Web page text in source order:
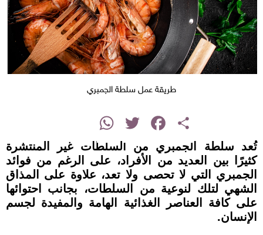
طريقة عمل سلطة الجمبري
Share
Facebook
Twitter
WhatsApp
تُعد سلطة الجمبري من السلطات غير المنتشرة
كثيرًا بين العديد من الأفراد، على الرغم من فوائد
الجمبري التي لا تحصى ولا تعد، علاوة على المذاق
الشهي لتلك لنوعية من السلطات، بجانب احتوائها
على كافة العناصر الغذائية الهامة والمفيدة لجسم
الإنسان.